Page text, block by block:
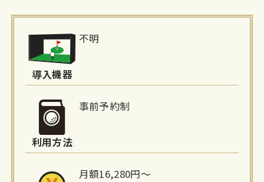
報
導入機器
不明
利用方法
事前予約制
月額16,280円〜